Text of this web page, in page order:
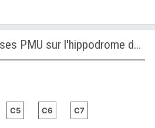
Les vidéos des courses PMU sur l'hippodrome de KALGOORLIE
C5 C6 C7